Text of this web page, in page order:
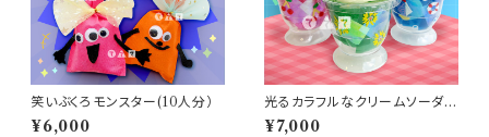
笑いぶくろモンスター(10人分）
¥6,000
光るカラフルなクリームソーダ(1
0人分)
¥7,000